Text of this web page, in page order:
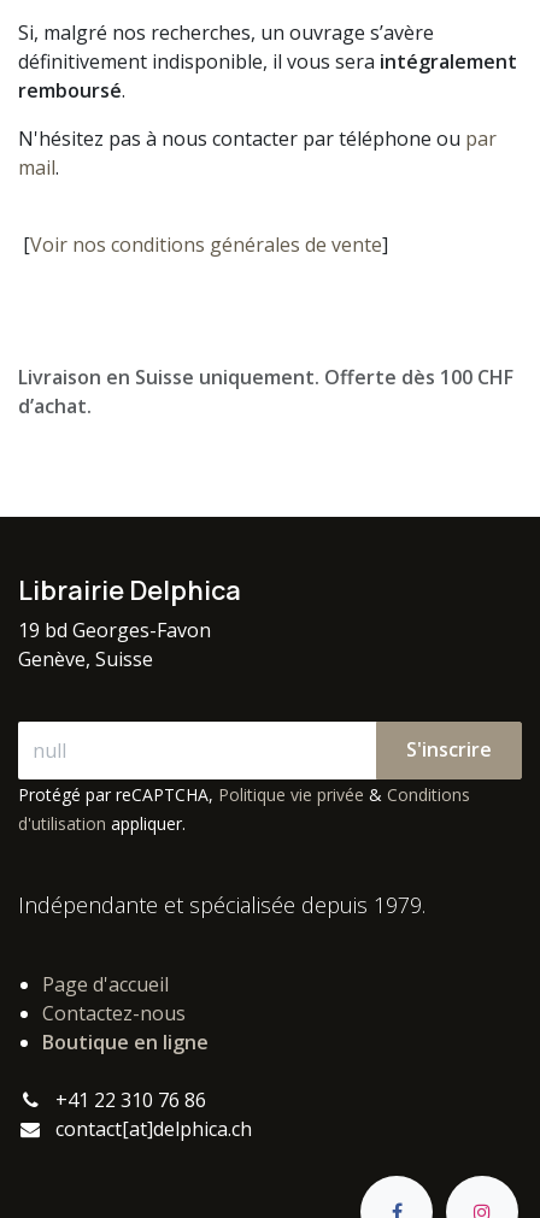
Si, malgré nos recherches, un ouvrage s’avère
définitivement indisponible, il vous sera intégralement
remboursé.
N'hésitez pas à nous contacter par téléphone ou par
mail.
[Voir nos conditions générales de vente]
Livraison en Suisse uniquement. Offerte dès 100 CHF
d’achat.
Librairie Delphica
19 bd Georges-Favon
Genève, Suisse
S'inscrire
Protégé par reCAPTCHA, Politique vie privée & Conditions
d'utilisation appliquer.
Indépendante et spécialisée depuis 1979.
Page d'accueil
Contactez-nous
Boutique en ligne
+41 22 310 76 86
contact[at]delphica.ch